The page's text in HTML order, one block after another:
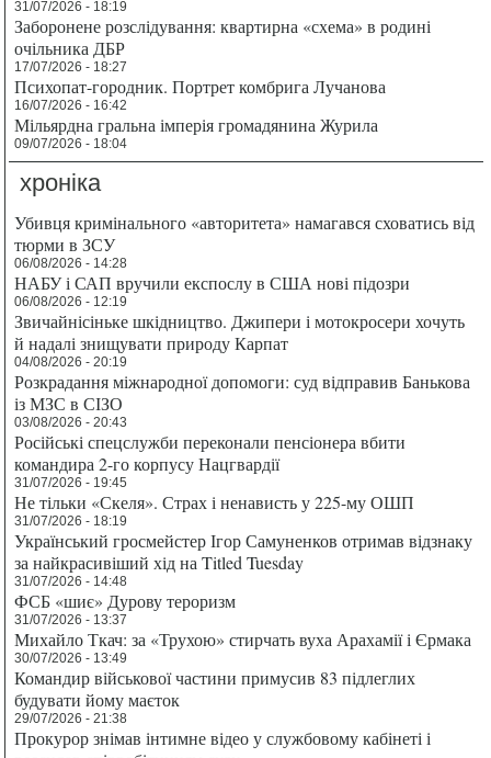
31/07/2026 - 18:19
Заборонене розслідування: квартирна «схема» в родині
очільника ДБР
17/07/2026 - 18:27
Психопат-городник. Портрет комбрига Лучанова
16/07/2026 - 16:42
Мільярдна гральна імперія громадянина Журила
09/07/2026 - 18:04
хроніка
Убивця кримінального «авторитета» намагався сховатись від
тюрми в ЗСУ
06/08/2026 - 14:28
НАБУ і САП вручили експослу в США нові підозри
06/08/2026 - 12:19
Звичайнісіньке шкідництво. Джипери і мотокросери хочуть
й надалі знищувати природу Карпат
04/08/2026 - 20:19
Розкрадання міжнародної допомоги: суд відправив Банькова
із МЗС в СІЗО
03/08/2026 - 20:43
Російські спецслужби переконали пенсіонера вбити
командира 2-го корпусу Нацгвардії
31/07/2026 - 19:45
Не тільки «Скеля». Страх і ненависть у 225-му ОШП
31/07/2026 - 18:19
Український гросмейстер Ігор Самуненков отримав відзнаку
за найкрасивіший хід на Titled Tuesday
31/07/2026 - 14:48
ФСБ «шиє» Дурову тероризм
31/07/2026 - 13:37
Михайло Ткач: за «Трухою» стирчать вуха Арахамії і Єрмака
30/07/2026 - 13:49
Командир військової частини примусив 83 підлеглих
будувати йому маєток
29/07/2026 - 21:38
Прокурор знімав інтимне відео у службовому кабінеті і